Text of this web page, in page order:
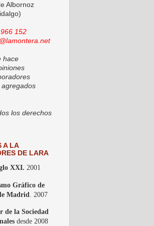
Albornoz
152
hace
los derechos
A LA
DE LARA
XXI. 2001
Gráfico de
Madrid . 2007
de la Sociedad
desde 2008